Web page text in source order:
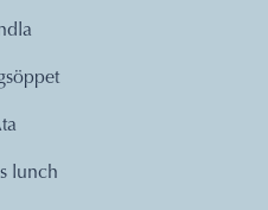
lunch